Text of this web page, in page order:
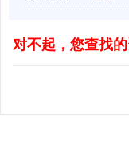
对不起，您查找的